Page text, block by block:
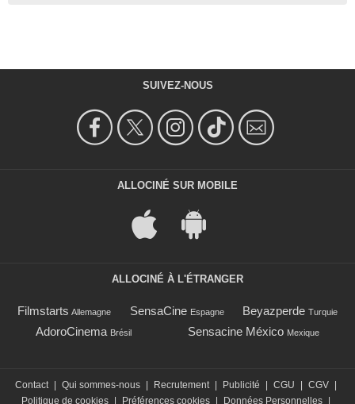
SUIVEZ-NOUS
ALLOCINÉ SUR MOBILE
ALLOCINÉ À L'ÉTRANGER
Filmstarts Allemagne SensaCine Espagne Beyazperde Turquie
AdoroCinema Brésil Sensacine México Mexique
Contact | Qui sommes-nous | Recrutement | Publicité | CGU | CGV |
Politique de cookies | Préférences cookies | Données Personnelles |